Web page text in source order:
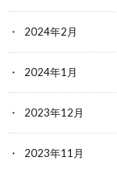
2024年2月
2024年1月
2023年12月
2023年11月